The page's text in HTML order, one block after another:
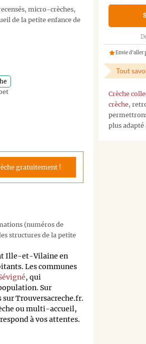
micro-crèches,
de la petite enfance de
gratuitement !
(numéros de
structures de la petite
Ille-et-Vilaine en
Les communes
, qui
Sur
Trouversacreche.fr.
ou multi-accueil,
à vos attentes.
Envie d'aller
Tout
Crèche
crèche,
plus adapté